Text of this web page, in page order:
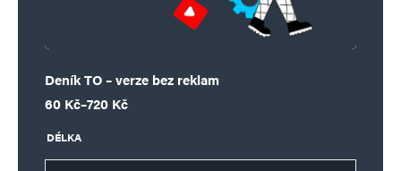
Deník TO – verze bez reklam
60 Kč–720 Kč
Rozpětí cen: 60 Kč až 720 Kč
DÉLKA